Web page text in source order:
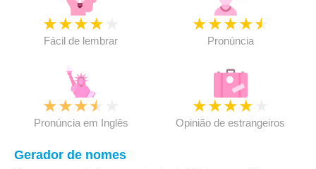
★★★★
Fácil de lembrar
★★★★★
Pronúncia
★★★★
Pronúncia em Inglês
★★★★
Opinião de estrangeiros
Gerador de nomes